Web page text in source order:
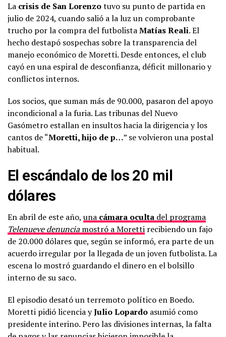
La crisis de San Lorenzotuvo su punto de partida en
julio de 2024, cuando salió a la luz un comprobante
trucho por la compra del futbolistaMatías Reali. El
hecho destapó sospechas sobre la transparencia del
manejo económico de Moretti. Desde entonces, el club
cayó en una espiral de desconfianza, déficit millonario y
conflictos internos.
Los socios, que suman más de 90.000, pasaron del apoyo
incondicional a la furia. Las tribunas del Nuevo
Gasómetro estallan en insultos hacia la dirigencia y los
cantos de “Moretti, hijo de p…” se volvieron una postal
habitual.
El escándalo de los 20 mil
dólares
En abril de este año, una cámara oculta del programa
Telenueve denunciamostró a Moretti recibiendo un fajo
de 20.000 dólares que, según se informó, era parte de un
acuerdo irregular por la llegada de un joven futbolista. La
escena lo mostró guardando el dinero en el bolsillo
interno de su saco.
El episodio desató un terremoto político en Boedo.
Moretti pidió licencia yJulio Lopardo asumió como
presidente interino. Pero las divisiones internas, la falta